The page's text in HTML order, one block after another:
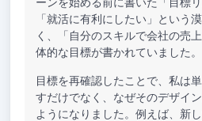
ーンを始める前に書いた「目標
「就活に有利にしたい」という
く、「自分のスキルで会社の売
体的な目標が書かれていました。
目標を再確認したことで、私は
すだけでなく、なぜそのデザイ
ようになりました。例えば、新